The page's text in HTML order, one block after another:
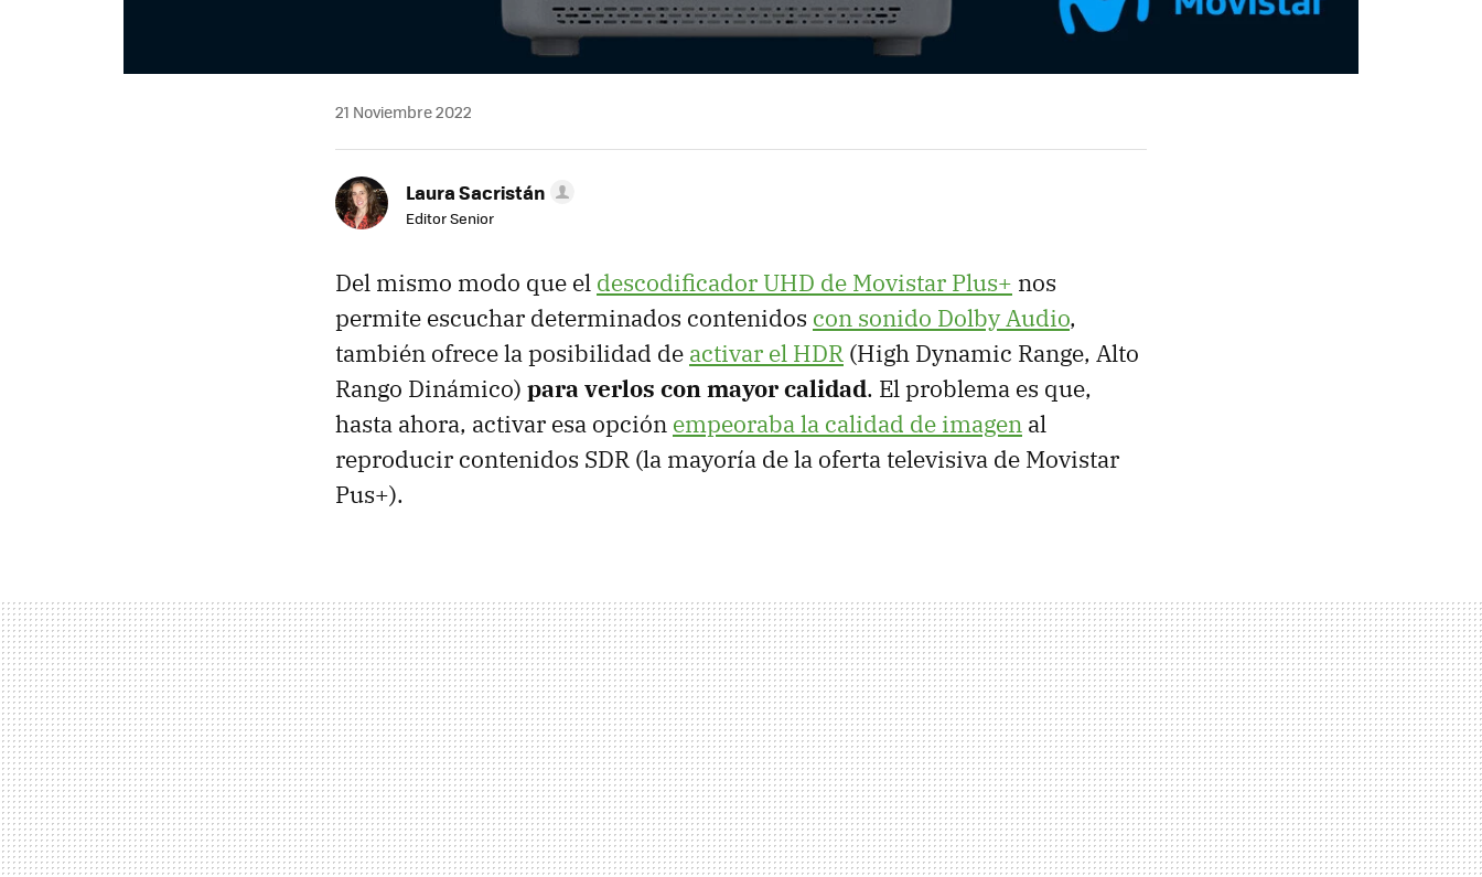
21 Noviembre 2022
Laura Sacristán
Editor Senior
Del mismo modo que el descodificador UHD de Movistar Plus+ nos
permite escuchar determinados contenidos con sonido Dolby Audio,
también ofrece la posibilidad de activar el HDR (High Dynamic Range, Alto
Rango Dinámico) para verlos con mayor calidad. El problema es que,
hasta ahora, activar esa opción empeoraba la calidad de imagen al
reproducir contenidos SDR (la mayoría de la oferta televisiva de Movistar
Pus+).